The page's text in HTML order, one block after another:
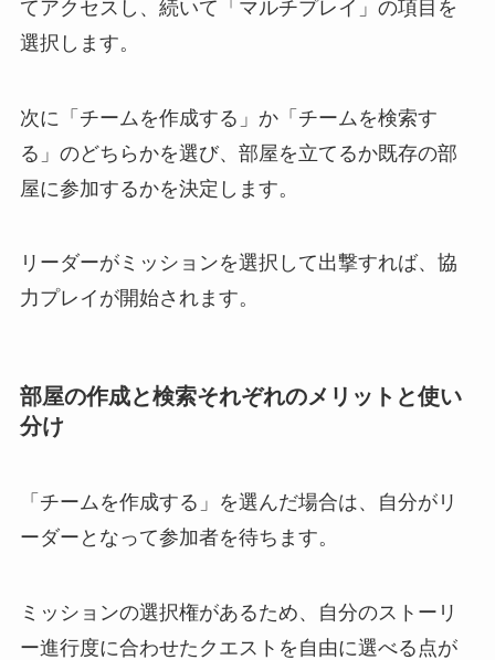
てアクセスし、続いて「マルチプレイ」の項目を
選択します。
次に「チームを作成する」か「チームを検索す
る」のどちらかを選び、部屋を立てるか既存の部
屋に参加するかを決定します。
リーダーがミッションを選択して出撃すれば、協
力プレイが開始されます。
部屋の作成と検索それぞれのメリットと使い
分け
「チームを作成する」を選んだ場合は、自分がリ
ーダーとなって参加者を待ちます。
ミッションの選択権があるため、自分のストーリ
ー進行度に合わせたクエストを自由に選べる点が